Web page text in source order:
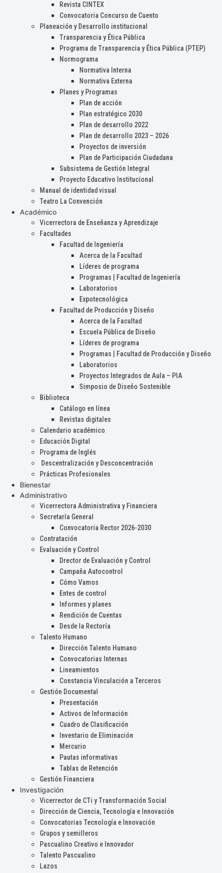
Revista CINTEX
Convocatoria Concurso de Cuento
Planeación y Desarrollo institucional
Transparencia y Ética Pública
Programa de Transparencia y Ética Pública (PTEP)
Normograma
Normativa Interna
Normativa Externa
Planes y Programas
Plan de acción
Plan estratégico 2030
Plan de desarrollo 2022
Plan de desarrollo 2023 – 2026
Proyectos de inversión
Plan de Participación Ciudadana
Subsistema de Gestión Integral
Proyecto Educativo Institucional
Manual de identidad visual
Teatro La Convención
Académico
Vicerrectora de Enseñanza y Aprendizaje
Facultades
Facultad de Ingeniería
Acerca de la Facultad
Líderes de programa
Programas | Facultad de Ingeniería
Laboratorios
Expotecnológica
Facultad de Producción y Diseño
Acerca de la Facultad
Escuela Pública de Diseño
Líderes de programa
Programas | Facultad de Producción y Diseño
Laboratorios
Proyectos Integrados de Aula – PIA
Simposio de Diseño Sostenible
Biblioteca
Catálogo en línea
Revistas digitales
Calendario académico
Educación Digital
Programa de Inglés
Descentralización y Desconcentración
Prácticas Profesionales
Bienestar
Administrativo
Vicerrectora Administrativa y Financiera
Secretaría General
Convocatoria Rector 2026-2030
Contratación
Evaluación y Control
Drector de Evaluación y Control
Campaña Autocontrol
Cómo Vamos
Entes de control
Informes y planes
Rendición de Cuentas
Desde la Rectoría
Talento Humano
Dirección Talento Humano
Convocatorias Internas
Lineamientos
Constancia Vinculación a Terceros
Gestión Documental
Presentación
Activos de Información
Cuadro de Clasificación
Inventario de Eliminación
Mercurio
Pautas informativas
Tablas de Retención
Gestión Financiera
Investigación
Vicerrector de CTi y Transformación Social
Dirección de Ciencia, Tecnología e Innovación
Convocatorias Tecnología e Innovación
Grupos y semilleros
Pascualino Creativo e Innovador
Talento Pascualino
Lazos